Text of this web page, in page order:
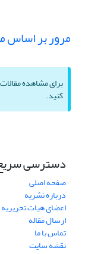
مرور بر اساس
برای مشاهده
کنید.
دسترسی
صفحه اصلی
درباره نشریه
اعضای هیات تحریریه
ارسال مقاله
تماس با ما
نقشه سایت